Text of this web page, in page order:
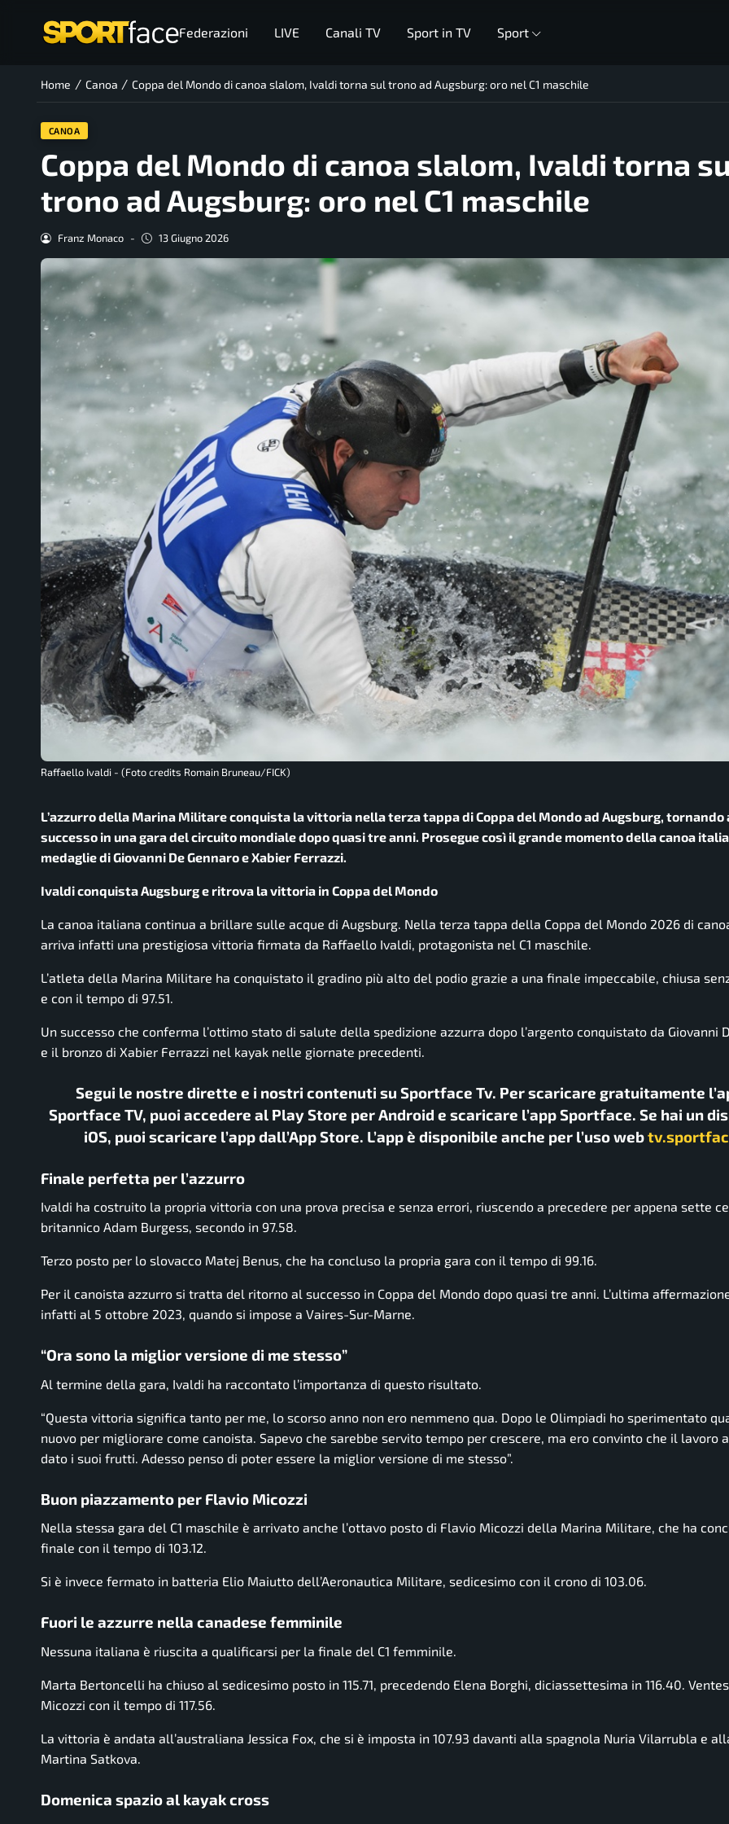
Federazioni LIVE Canali TV Sport in TV Sport
Home / Canoa / Coppa del Mondo di canoa slalom, Ivaldi torna sul trono ad Augsburg: oro nel C1 maschile
CANOA
Coppa del Mondo di canoa slalom, Ivaldi torna
trono ad Augsburg: oro nel C1 maschile
Franz Monaco - 13 Giugno 2026
Raffaello Ivaldi - (Foto credits Romain Bruneau/FICK)
L’azzurro della Marina Militare conquista la vittoria nella terza tappa di Coppa del Mondo ad Augsburg, tornando
successo in una gara del circuito mondiale dopo quasi tre anni. Prosegue così il grande momento della canoa
medaglie di Giovanni De Gennaro e Xabier Ferrazzi.
Ivaldi conquista Augsburg e ritrova la vittoria in Coppa del Mondo
La canoa italiana continua a brillare sulle acque di Augsburg. Nella terza tappa della Coppa del Mondo 2026 di
arriva infatti una prestigiosa vittoria firmata da Raffaello Ivaldi, protagonista nel C1 maschile.
L’atleta della Marina Militare ha conquistato il gradino più alto del podio grazie a una finale impeccabile, chiusa
e con il tempo di 97.51.
Un successo che conferma l’ottimo stato di salute della spedizione azzurra dopo l’argento conquistato da Giovanni
e il bronzo di Xabier Ferrazzi nel kayak nelle giornate precedenti.
Segui le nostre dirette e i nostri contenuti su Sportface Tv. Per scaricare gratuitamente
Sportface TV, puoi accedere al Play Store per Android e scaricare l’app Sportface. Se hai un
iOS, puoi scaricare l’app dall’App Store. L’app è disponibile anche per l’uso web
Finale perfetta per l’azzurro
Ivaldi ha costruito la propria vittoria con una prova precisa e senza errori, riuscendo a precedere per appena sette
britannico Adam Burgess, secondo in 97.58.
Terzo posto per lo slovacco Matej Benus, che ha concluso la propria gara con il tempo di 99.16.
Per il canoista azzurro si tratta del ritorno al successo in Coppa del Mondo dopo quasi tre anni. L’ultima
infatti al 5 ottobre 2023, quando si impose a Vaires-Sur-Marne.
“Ora sono la miglior versione di me stesso”
Al termine della gara, Ivaldi ha raccontato l’importanza di questo risultato.
“Questa vittoria significa tanto per me, lo scorso anno non ero nemmeno qua. Dopo le Olimpiadi ho sperimentato
nuovo per migliorare come canoista. Sapevo che sarebbe servito tempo per crescere, ma ero convinto che il lavoro
dato i suoi frutti. Adesso penso di poter essere la miglior versione di me stesso”.
Buon piazzamento per Flavio Micozzi
Nella stessa gara del C1 maschile è arrivato anche l’ottavo posto di Flavio Micozzi della Marina Militare, che ha
finale con il tempo di 103.12.
Si è invece fermato in batteria Elio Maiutto dell’Aeronautica Militare, sedicesimo con il crono di 103.06.
Fuori le azzurre nella canadese femminile
Nessuna italiana è riuscita a qualificarsi per la finale del C1 femminile.
Marta Bertoncelli ha chiuso al sedicesimo posto in 115.71, precedendo Elena Borghi, diciassettesima in 116.40.
Micozzi con il tempo di 117.56.
La vittoria è andata all’australiana Jessica Fox, che si è imposta in 107.93 davanti alla spagnola Nuria Vilarrubla e
Martina Satkova.
Domenica spazio al kayak cross